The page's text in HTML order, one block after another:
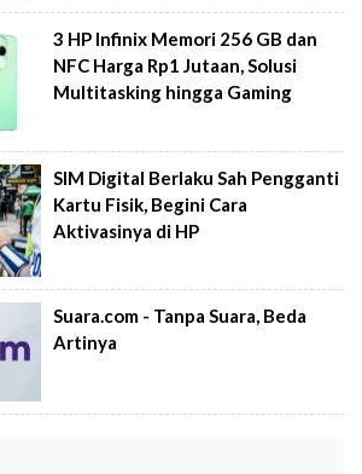
3 HP Infinix Memori 256 GB dan
NFC Harga Rp1 Jutaan, Solusi
Multitasking hingga Gaming
SIM Digital Berlaku Sah Pengganti
Kartu Fisik, Begini Cara
Aktivasinya di HP
Suara.com - Tanpa Suara, Beda
Artinya